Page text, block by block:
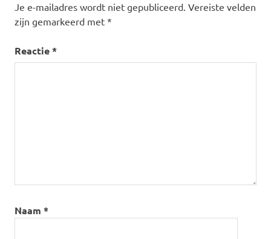
Je e-mailadres wordt niet gepubliceerd. Vereiste velden
zijn gemarkeerd met *
Reactie*
Naam *